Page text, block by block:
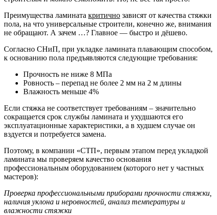
Преимущества ламината критично зависят от качества стяжки
пола, на что универсальные строители, конечно же, внимания
не обращают. А зачем …? Главное — быстро и дёшево.
Согласно СНиП, при укладке ламината плавающим способом,
к основанию пола предъявляются следующие требования:
Прочность не ниже 8 МПа
Ровность – перепад не более 2 мм на 2 м длины
Влажность меньше 4%
Если стяжка не соответствует требованиям – значительно
сокращается срок службы ламината и ухудшаются его
эксплуатационные характеристики, а в худшем случае он
вздуется и потребуется замена.
Поэтому, в компании «СТП», первым этапом перед укладкой
ламината мы проверяем качество основания
профессиональным оборудованием (которого нет у частных
мастеров):
Проверка профессиональными приборами прочности стяжки,
наличия уклона и неровностей, анализ температуры и
влажности стяжки